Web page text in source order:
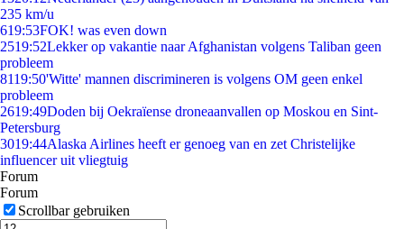
235 km/u
619:53FOK! was even down
2519:52Lekker op vakantie naar Afghanistan volgens Taliban geen
probleem
8119:50'Witte' mannen discrimineren is volgens OM geen enkel
probleem
2619:49Doden bij Oekraïense droneaanvallen op Moskou en Sint-
Petersburg
3019:44Alaska Airlines heeft er genoeg van en zet Christelijke
influencer uit vliegtuig
Forum
Forum
Scrollbar gebruiken